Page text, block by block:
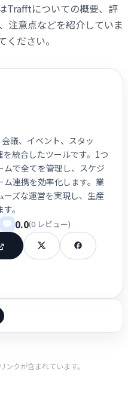
Trafftについての概要、評
注意点などを紹介していま
ださい。
議、イベント、スタッ
を統合したツールです。1つ
ムで全てを管理し、スケジ
ム連携を効率化します。業
ーズな運営を実現し、生産
。
0.0(0 レビュー)
クが含まれています。